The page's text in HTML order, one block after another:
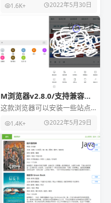
DBA在日常的数据库运维工作
中都会接触到不同的
1.6K+ 2022年5月30日
软件工具
M浏览器v2.8.0/支持兼容油
猴脚本/自定义插件
这款浏览器可以安装一些站点
安装方式：点首页的“轻站
&rdquo
1.4K+ 2022年5月29日
Java